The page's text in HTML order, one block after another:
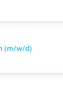
(m/w/d)